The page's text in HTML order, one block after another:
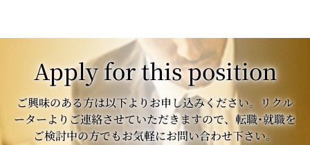
Apply for this position
ご興味のある方は以下よりお申し込みください。リクル
ーターよりご連絡させていただきますので、転職･就職を
ご検討中の方でもお気軽にお問い合わせ下さい。